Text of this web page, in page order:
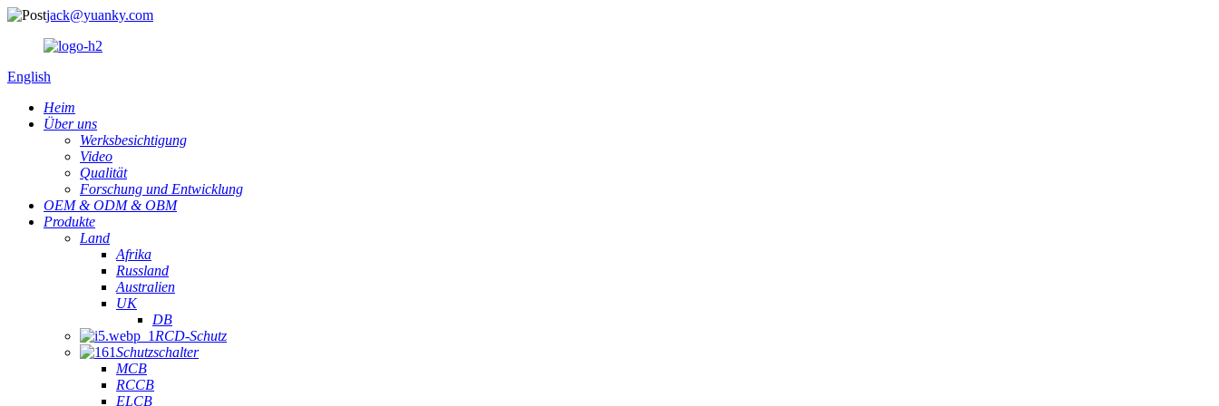
jack@yuanky.com
English
Heim
Über uns
Werksbesichtigung
Video
Qualität
Forschung und Entwicklung
OEM & ODM & OBM
Produkte
Land
Afrika
Russland
Australien
UK
DB
RCD-Schutz
Schutzschalter
MCB
RCCB
ELCB